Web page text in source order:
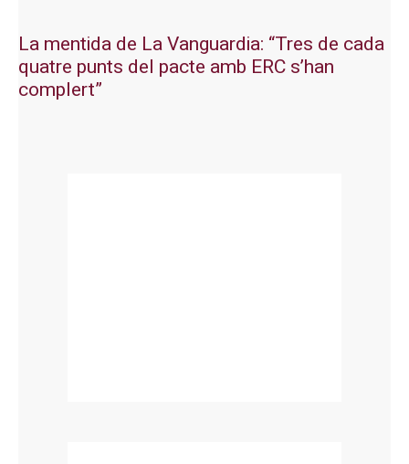
La mentida de La Vanguardia: “Tres de cada
quatre punts del pacte amb ERC s’han
complert”